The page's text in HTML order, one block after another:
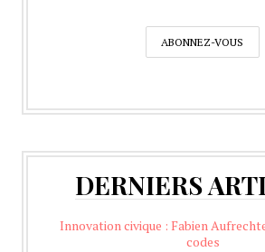
DERNIERS
Innovation civique : Fabien
codes